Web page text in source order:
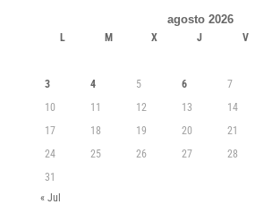
agosto 2026
L M X J V
3
4 5 6 7
10
11 12 13 14
17
18 19 20 21
24
25 26 27 28
31
« Jul